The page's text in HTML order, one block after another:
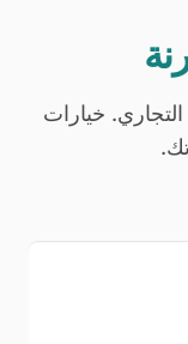
خيارات